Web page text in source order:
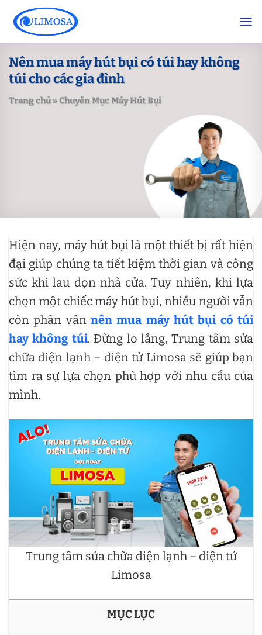
content
Nên mua máy hút bụi có túi hay không
túi cho các gia đình
Trang chủ»Chuyên Mục Máy Hút Bụi
Hiện nay, máy hút bụi là một thiết bị rất hiện
đại giúp chúng ta tiết kiệm thời gian và công
sức khi lau dọn nhà cửa. Tuy nhiên, khi lựa
chọn một chiếc máy hút bụi, nhiều người vẫn
còn phân vân nên mua máy hút bụi có túi
hay không túi. Đừng lo lắng, Trung tâm sửa
chữa điện lạnh – điện tử Limosa sẽ giúp bạn
tìm ra sự lựa chọn phù hợp với nhu cầu của
mình.
Trung tâm sửa chữa điện lạnh – điện tử
Limosa
MỤC LỤC